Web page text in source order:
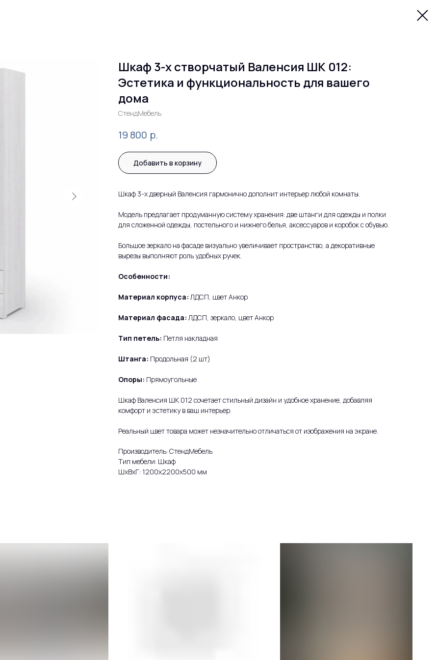
Шкаф 3-х створчатый Валенсия ШК 012:
Эстетика и функциональность для вашего
дома
СтендМебель
19 800 р.
Добавить в корзину
Шкаф 3-х дверный Валенсия гармонично дополнит интерьер любой комнаты.
Модель предлагает продуманную систему хранения: две штанги для одежды и полки
для сложенной одежды, постельного и нижнего белья, аксессуаров и коробок с обувью.
Большое зеркало на фасаде визуально увеличивает пространство, а декоративные
вырезы выполняют роль удобных ручек.
Особенности:
Материал корпуса: ЛДСП, цвет Анкор
Материал фасада: ЛДСП, зеркало, цвет Анкор
Тип петель: Петля накладная
Штанга: Продольная (2 шт)
Опоры: Прямоугольные
Шкаф Валенсия ШК 012 сочетает стильный дизайн и удобное хранение, добавляя
комфорт и эстетику в ваш интерьер.
Реальный цвет товара может незначительно отличаться от изображения на экране.
Производитель: СтендМебель
Тип мебели: Шкаф
ШxВxГ: 1200x2200x500 мм